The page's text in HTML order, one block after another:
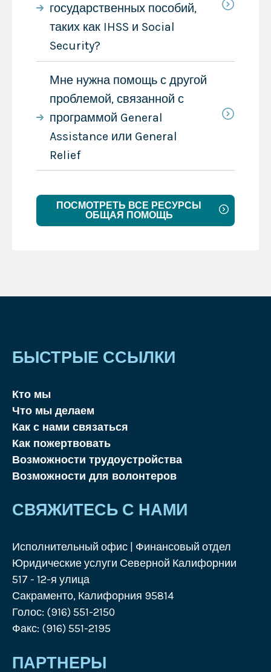
государственных пособий,
таких как IHSS и Social
Security?
Мне нужна помощь с другой
проблемой, связанной с
программой General
Assistance или General
Relief
ПОСМОТРЕТЬ ВСЕ РЕСУРСЫ
ОБЩАЯ ПОМОЩЬ
БЫСТРЫЕ ССЫЛКИ
Кто мы
Что мы делаем
Как с нами связаться
Как пожертвовать
Возможности трудоустройства
Возможности для волонтеров
СВЯЖИТЕСЬ С НАМИ
Исполнительный офис | Финансовый отдел
Юридические услуги Северной Калифорнии
517 - 12-я улица
Сакраменто, Калифорния 95814
Голос: (916) 551-2150
Факс: (916) 551-2195
ПАРТНЕРЫ